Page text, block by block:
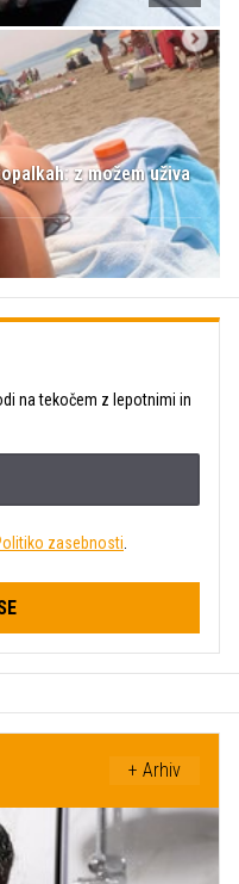
z možem uživa
na tekočem z lepotnimi in
zasebnosti.
+ Arhiv